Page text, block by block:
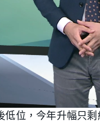
低位，今年升幅只